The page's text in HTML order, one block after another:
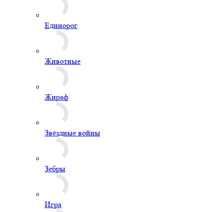
Единорог
Животные
Жираф
Звёздные войны
Зебры
Игра